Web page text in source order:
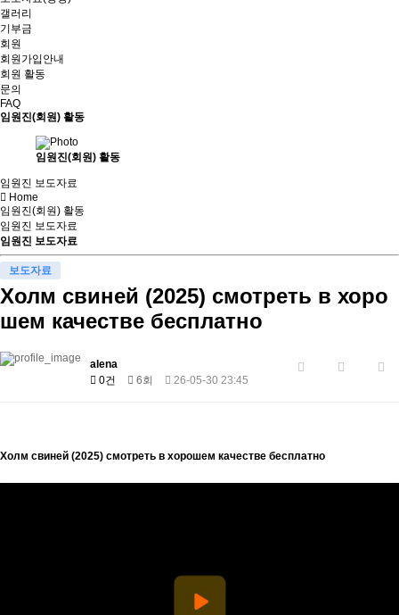
갤러리
기부금
회원
회원가입안내
회원 활동
문의
FAQ
임원진(회원) 활동
임원진(회원) 활동
임원진 보도자료
Home
임원진(회원) 활동
임원진 보도자료
임원진 보도자료
보도자료
Холм свиней (2025) смотреть в хоро
шем качестве бесплатно
alena
0건
6회 26-05-30 23:45
Холм свиней (2025) смотреть в хорошем качестве бесплатно